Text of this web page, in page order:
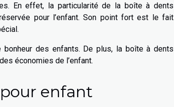
En effet, la particularité de la boîte à dents
pour l’enfant. Son point fort est le fait
des enfants. De plus, la boîte à dents
économies de l’enfant.
enfant